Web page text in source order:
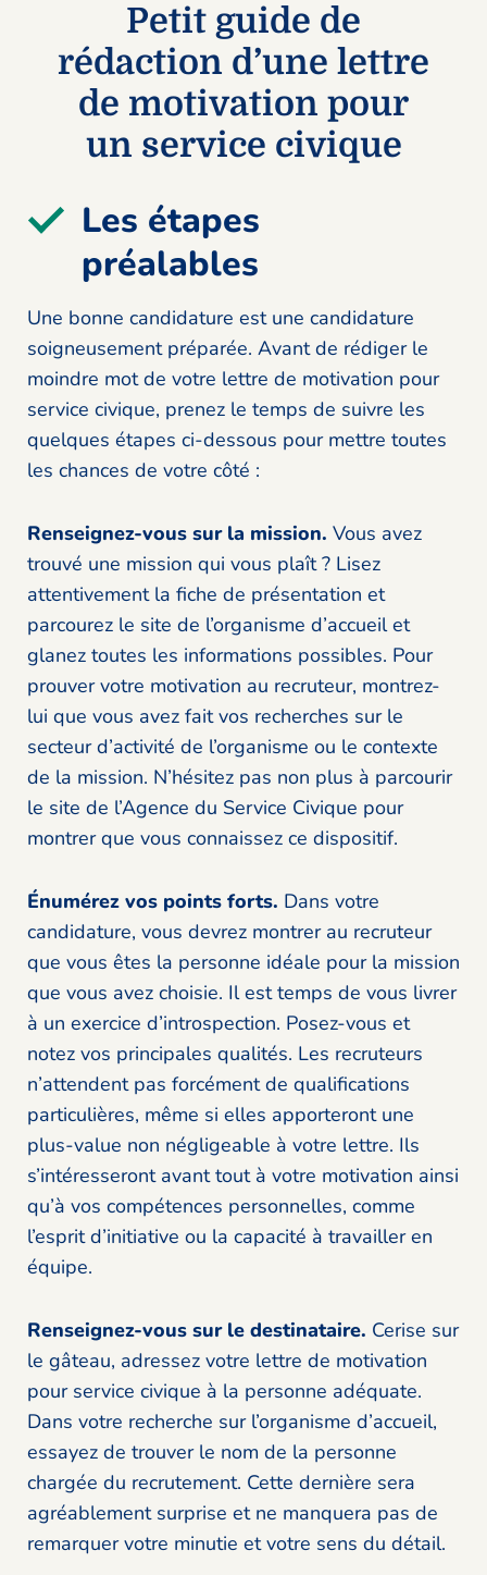
Petit guide de
rédaction d’une lettre
de motivation pour
un service civique
Les étapes
préalables
Une bonne candidature est une candidature
soigneusement préparée. Avant de rédiger le
moindre mot de votre lettre de motivation pour
service civique, prenez le temps de suivre les
quelques étapes ci-dessous pour mettre toutes
les chances de votre côté :
Renseignez-vous sur la mission. Vous avez
trouvé une mission qui vous plaît ? Lisez
attentivement la fiche de présentation et
parcourez le site de l’organisme d’accueil et
glanez toutes les informations possibles. Pour
prouver votre motivation au recruteur, montrez-
lui que vous avez fait vos recherches sur le
secteur d’activité de l’organisme ou le contexte
de la mission. N’hésitez pas non plus à parcourir
le site de l’Agence du Service Civique pour
montrer que vous connaissez ce dispositif.
Énumérez vos points forts. Dans votre
candidature, vous devrez montrer au recruteur
que vous êtes la personne idéale pour la mission
que vous avez choisie. Il est temps de vous livrer
à un exercice d’introspection. Posez-vous et
notez vos principales qualités. Les recruteurs
n’attendent pas forcément de qualifications
particulières, même si elles apporteront une
plus-value non négligeable à votre lettre. Ils
s’intéresseront avant tout à votre motivation ainsi
qu’à vos compétences personnelles, comme
l’esprit d’initiative ou la capacité à travailler en
équipe.
Renseignez-vous sur le destinataire. Cerise sur
le gâteau, adressez votre lettre de motivation
pour service civique à la personne adéquate.
Dans votre recherche sur l’organisme d’accueil,
essayez de trouver le nom de la personne
chargée du recrutement. Cette dernière sera
agréablement surprise et ne manquera pas de
remarquer votre minutie et votre sens du détail.